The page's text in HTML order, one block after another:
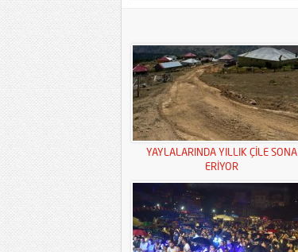
YAYLALARINDA YILLIK ÇİLE SONA
ERİYOR